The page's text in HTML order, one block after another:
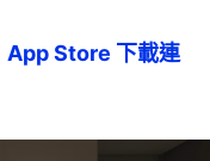
App Store 下載連